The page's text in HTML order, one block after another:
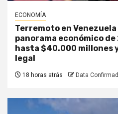
ECONOMÍA
Terremoto en
panorama económico
hasta $40.000 millones
legal
18 horas atrás Data